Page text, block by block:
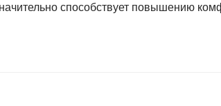
способствует повышению